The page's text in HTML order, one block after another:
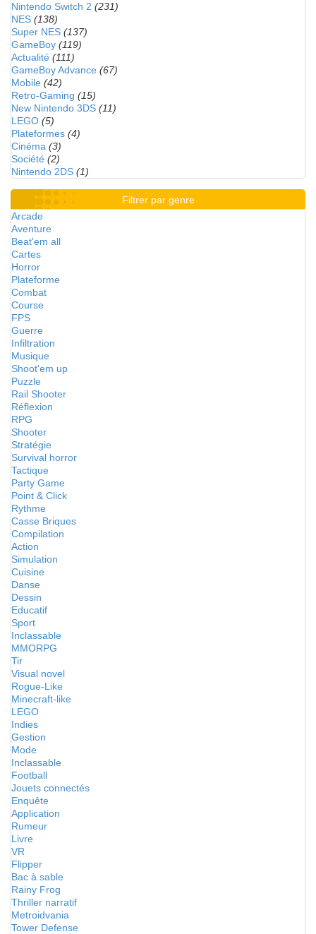
Nintendo Switch 2 (231)
NES (138)
Super NES (137)
GameBoy (119)
Actualité (111)
GameBoy Advance (67)
Mobile (42)
Retro-Gaming (15)
New Nintendo 3DS (11)
LEGO (5)
Plateformes (4)
Cinéma (3)
Société (2)
Nintendo 2DS (1)
Filtrer par genre
Arcade
Aventure
Beat'em all
Cartes
Horror
Plateforme
Combat
Course
FPS
Guerre
Infiltration
Musique
Shoot'em up
Puzzle
Rail Shooter
Réflexion
RPG
Shooter
Stratégie
Survival horror
Tactique
Party Game
Point & Click
Rythme
Casse Briques
Compilation
Action
Simulation
Cuisine
Danse
Dessin
Educatif
Sport
Inclassable
MMORPG
Tir
Visual novel
Rogue-Like
Minecraft-like
LEGO
Indies
Gestion
Mode
Inclassable
Football
Jouets connectés
Enquête
Application
Rumeur
Livre
VR
Flipper
Bac à sable
Rainy Frog
Thriller narratif
Metroidvania
Tower Defense